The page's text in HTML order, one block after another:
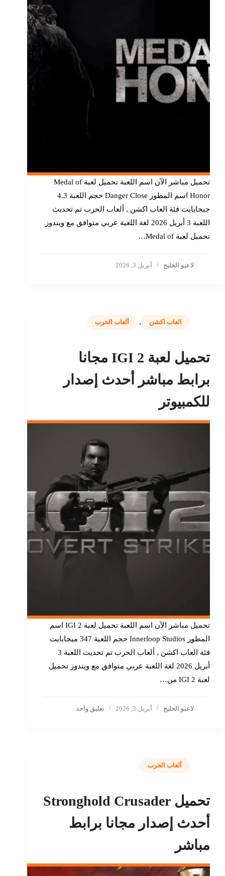
تحميل مباشر الآن اسم اللعبة تحميل لعبة Medal of
Honor اسم المطور Danger Close حجم اللعبة 4.3
جيجابايت فئة العاب اكشن , ألعاب الحرب تم تحديث
اللعبة 3 أبريل 2026 لغة اللعبة عربي متوافق مع ويندوز
تحميل لعبة Medal of…
لاعبو الخليج أبريل 3, 2026
العاب اكشن , ألعاب الحرب
تحميل لعبة IGI 2 مجانا
برابط مباشر أحدث إصدار
للكمبيوتر
تحميل مباشر الآن اسم اللعبة تحميل لعبة IGI 2 اسم
المطور Innerloop Studios حجم اللعبة 347 ميجابايت
فئة العاب اكشن , ألعاب الحرب تم تحديث اللعبة 3
أبريل 2026 لغة اللعبة عربي متوافق مع ويندوز تحميل
لعبة IGI 2 من…
لاعبو الخليج أبريل 3, 2026 تعليق واحد
ألعاب الحرب
تحميل Stronghold Crusader
أحدث إصدار مجانا برابط
مباشر